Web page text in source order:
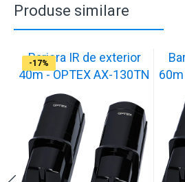
Produse similare
-17%
Bariera IR de exterior
40m - OPTEX AX-130TN
-17%
60m
-17%
-17%
-17%
-17%
-17%
-17%
-17%